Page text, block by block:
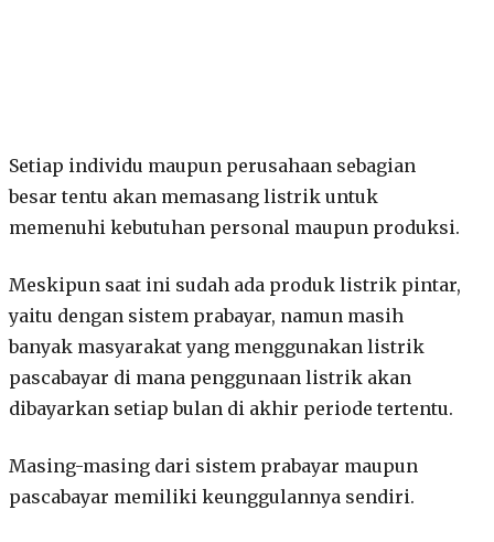
Setiap individu maupun perusahaan sebagian
besar tentu akan memasang listrik untuk
memenuhi kebutuhan personal maupun produksi.
Meskipun saat ini sudah ada produk listrik pintar,
yaitu dengan sistem prabayar, namun masih
banyak masyarakat yang menggunakan listrik
pascabayar di mana penggunaan listrik akan
dibayarkan setiap bulan di akhir periode tertentu.
Masing-masing dari sistem prabayar maupun
pascabayar memiliki keunggulannya sendiri.